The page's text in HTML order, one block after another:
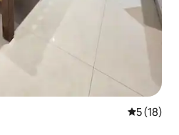
5 (18)